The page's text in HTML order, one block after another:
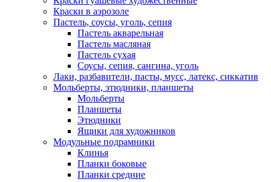
Краски в аэрозоле
Пастель, соусы, уголь, сепия
Пастель акварельная
Пастель масляная
Пастель сухая
Соусы, сепия, сангина, уголь
Лаки, разбавители, пасты, мусс, латекс, сиккатив
Мольберты, этюдники, планшеты
Мольберты
Планшеты
Этюдники
Ящики для художников
Модульные подрамники
Клинья
Планки боковые
Планки средние